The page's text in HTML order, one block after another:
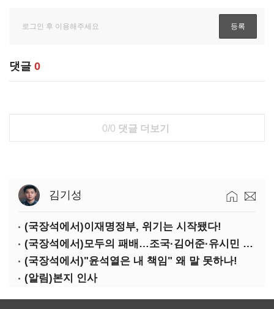
댓글 0
0/0 댓글 더보기
김기성
(국장석에서)이재명정부, 위기는 시작됐다!
(국장석에서)모두의 패배…조국·김어준·유시민 퇴장해야
(국장석에서)"윤석열은 내 책임" 왜 말 못하나!
(알림)본지 인사